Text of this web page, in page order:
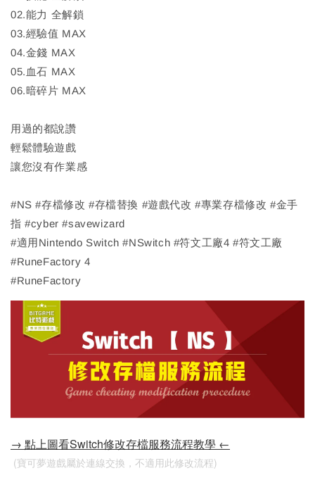
02.能力 全解鎖
03.經驗值 MAX
04.金錢 MAX
05.血石 MAX
06.暗碎片 MAX
用過的都說讚
輕鬆體驗遊戲
讓您沒有作業感
#NS #存檔修改 #存檔替換 #遊戲代改 #專業存檔修改 #金手
指 #cyber #savewizard
#適用Nintendo Switch #NSwitch #符文工廠4 #符文工廠
#RuneFactory 4
#RuneFactory
→ 點上圖看Switch修改存檔服務流程教學 ←
(寶可夢遊戲屬於連線交換，不適用此修改流程)